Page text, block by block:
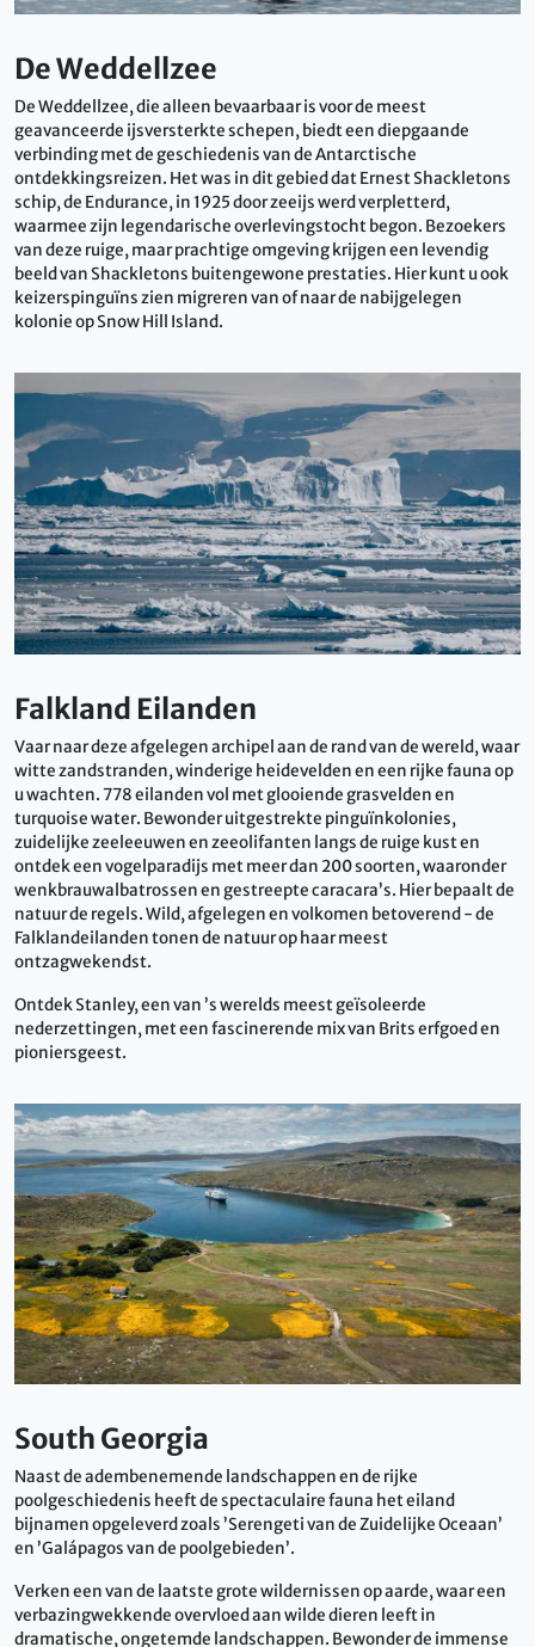
De Weddellzee
De Weddellzee, die alleen bevaarbaar is voor de meest
geavanceerde ijsversterkte schepen, biedt een diepgaande
verbinding met de geschiedenis van de Antarctische
ontdekkingsreizen. Het was in dit gebied dat Ernest Shackletons
schip, de Endurance, in 1925 door zeeijs werd verpletterd,
waarmee zijn legendarische overlevingstocht begon. Bezoekers
van deze ruige, maar prachtige omgeving krijgen een levendig
beeld van Shackletons buitengewone prestaties. Hier kunt u ook
keizerspinguïns zien migreren van of naar de nabijgelegen
kolonie op Snow Hill Island.
Falkland Eilanden
Vaar naar deze afgelegen archipel aan de rand van de wereld, waar
witte zandstranden, winderige heidevelden en een rijke fauna op
u wachten. 778 eilanden vol met glooiende grasvelden en
turquoise water. Bewonder uitgestrekte pinguïnkolonies,
zuidelijke zeeleeuwen en zeeolifanten langs de ruige kust en
ontdek een vogelparadijs met meer dan 200 soorten, waaronder
wenkbrauwalbatrossen en gestreepte caracara’s. Hier bepaalt de
natuur de regels. Wild, afgelegen en volkomen betoverend - de
Falklandeilanden tonen de natuur op haar meest
ontzagwekendst.
Ontdek Stanley, een van ’s werelds meest geïsoleerde
nederzettingen, met een fascinerende mix van Brits erfgoed en
pioniersgeest.
South Georgia
Naast de adembenemende landschappen en de rijke
poolgeschiedenis heeft de spectaculaire fauna het eiland
bijnamen opgeleverd zoals ’Serengeti van de Zuidelijke Oceaan’
en ’Galápagos van de poolgebieden’.
Verken een van de laatste grote wildernissen op aarde, waar een
verbazingwekkende overvloed aan wilde dieren leeft in
dramatische, ongetemde landschappen. Bewonder de immense